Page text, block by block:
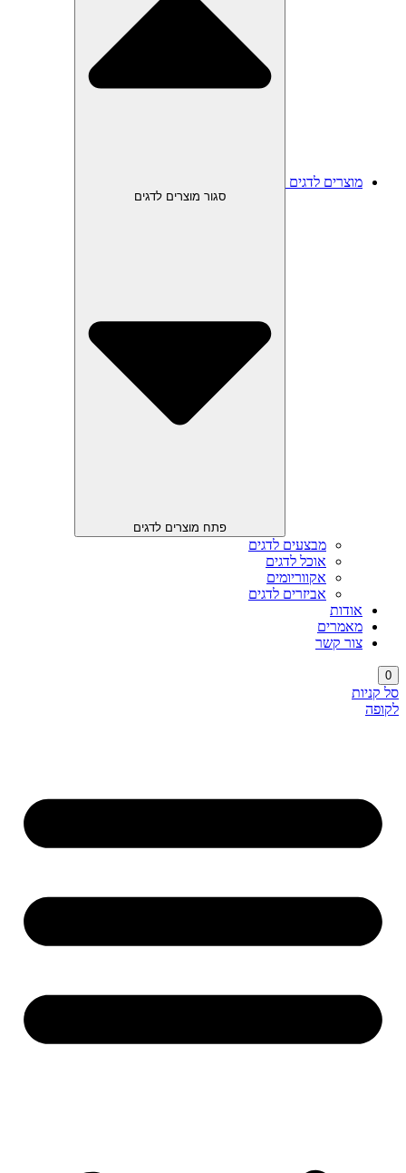
מוצרים לדגים
סגור מוצרים לדגים
פתח מוצרים לדגים
מבצעים לדגים
אוכל לדגים
אקווריומים
אביזרים לדגים
אודות
מאמרים
צור קשר
0
סל קניות
לקופה